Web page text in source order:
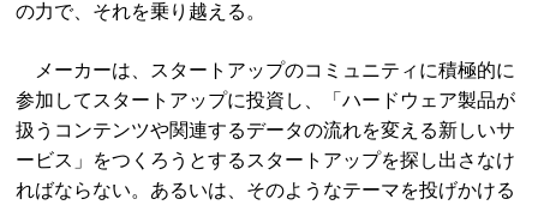
の力で、それを乗り越える。
メーカーは、スタートアップのコミュニティに積極的に
参加してスタートアップに投資し、「ハードウェア製品が
扱うコンテンツや関連するデータの流れを変える新しいサ
ービス」をつくろうとするスタートアップを探し出さなけ
ればならない。あるいは、そのようなテーマを投げかける